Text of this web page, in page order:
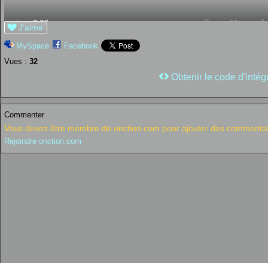
J'aime
MySpace
Facebook
Vues : 32
Obtenir le code
Commenter
Vous devez être membre de onction.com pour ajouter des
Rejoindre onction.com